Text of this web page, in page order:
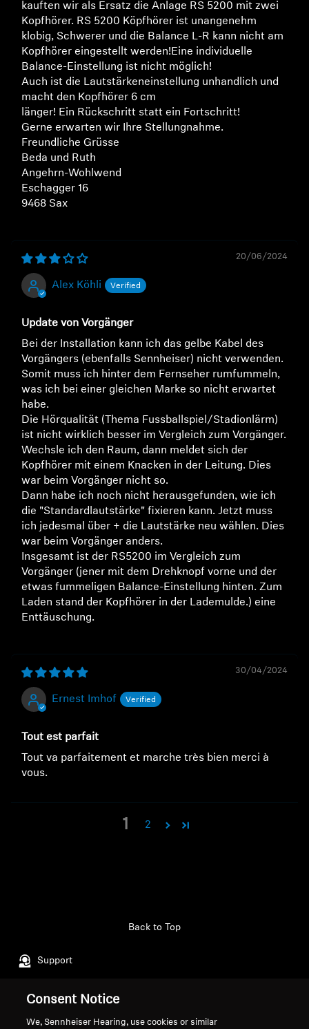
kauften wir als Ersatz die Anlage RS 5200 mit zwei
Kopfhörer. RS 5200 Köpfhörer ist unangenehm
klobig, Schwerer und die Balance L-R kann nicht am
Kopfhörer eingestellt werden!Eine individuelle
Balance-Einstellung ist nicht möglich!
Auch ist die Lautstärkeneinstellung unhandlich und
macht den Kopfhörer 6 cm
länger! Ein Rückschritt statt ein Fortschritt!
Gerne erwarten wir Ihre Stellungnahme.
Freundliche Grüsse
Beda und Ruth
Angehrn-Wohlwend
Eschagger 16
9468 Sax
20/06/2024
Alex Köhli
Update von Vorgänger
Bei der Installation kann ich das gelbe Kabel des
Vorgängers (ebenfalls Sennheiser) nicht verwenden.
Somit muss ich hinter dem Fernseher rumfummeln,
was ich bei einer gleichen Marke so nicht erwartet
habe.
Die Hörqualität (Thema Fussballspiel/Stadionlärm)
ist nicht wirklich besser im Vergleich zum Vorgänger.
Wechsle ich den Raum, dann meldet sich der
Kopfhörer mit einem Knacken in der Leitung. Dies
war beim Vorgänger nicht so.
Dann habe ich noch nicht herausgefunden, wie ich
die "Standardlautstärke" fixieren kann. Jetzt muss
ich jedesmal über + die Lautstärke neu wählen. Dies
war beim Vorgänger anders.
Insgesamt ist der RS5200 im Vergleich zum
Vorgänger (jener mit dem Drehknopf vorne und der
etwas fummeligen Balance-Einstellung hinten. Zum
Laden stand der Kopfhörer in der Lademulde.) eine
Enttäuschung.
30/04/2024
Ernest Imhof
Tout est parfait
Tout va parfaitement et marche très bien merci à
vous.
1 2
Support
Back to Top
Consent Notice
We, Sennheiser Hearing, use cookies or similar